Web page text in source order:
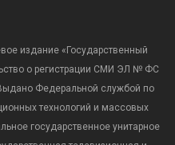
издание «Государственный
о регистрации СМИ ЭЛ № ФС
Федеральной службой по
технологий и массовых
государственное унитарное